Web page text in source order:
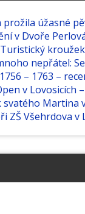
prožila úžasné
v Dvoře
Turistický
nepřátel:
– 1763 –
v Lovosicích
svatého Martina
ZŠ Všehrdova v